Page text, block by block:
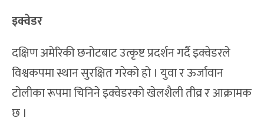
इक्वेडर
दक्षिण अमेरिकी छनोटबाट उत्कृष्ट प्रदर्शन गर्दै इक्वेडरले
विश्वकपमा स्थान सुरक्षित गरेको हो । युवा र ऊर्जावान
टोलीका रूपमा चिनिने इक्वेडरको खेलशैली तीव्र र आक्रामक
छ ।